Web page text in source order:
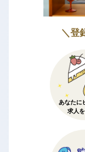
＼登
あなたに
求人